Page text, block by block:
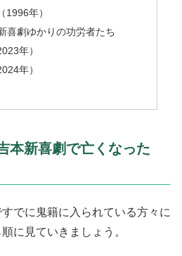
1996年）
喜劇ゆかりの功労者たち
年）
年）
本新喜劇で亡くなった
でに鬼籍に入られている方々に
に見ていきましょう。